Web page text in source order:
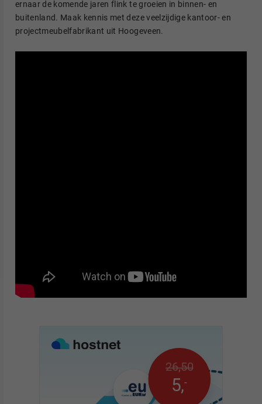
ernaar de komende jaren flink te groeien in binnen- en
buitenland. Maak kennis met deze veelzijdige kantoor- en
projectmeubelfabrikant uit Hoogeveen.
26,50
5,-